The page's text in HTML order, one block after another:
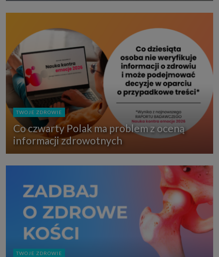
TWOJE ZDROWIE
Co czwarty Polak ma problem z oceną
informacji zdrowotnych
TWOJE ZDROWIE